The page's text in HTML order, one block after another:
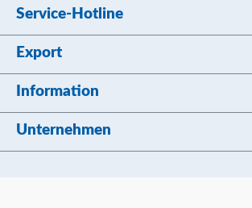
Service-Hotline
Export
Information
Unternehmen